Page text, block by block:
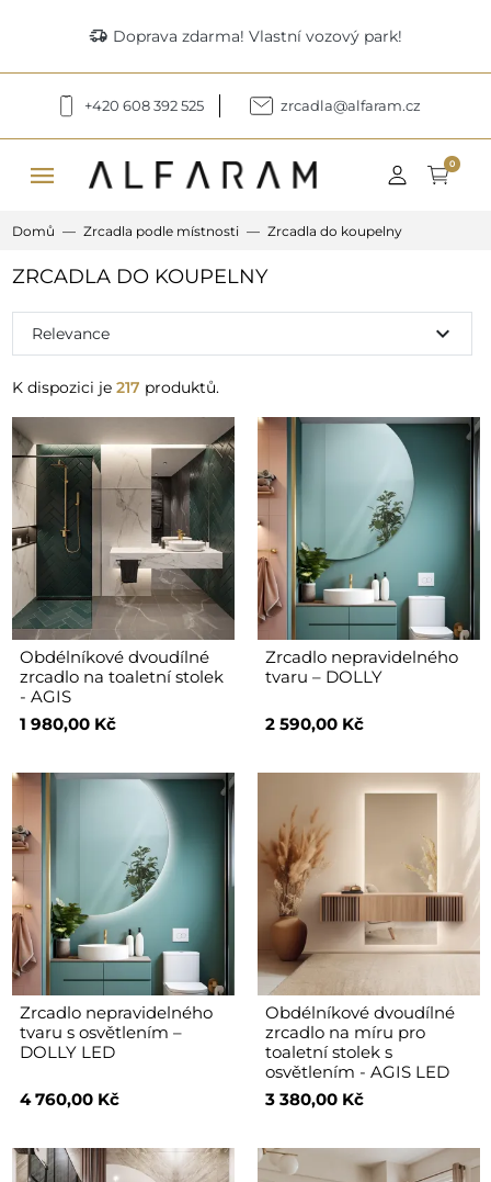
delivery_truck_speed Doprava zdarma! Vlastní vozový park!
+420 608 392 525 zrcadla@alfaram.cz
menu 0
Domů Zrcadla podle místnosti Zrcadla do koupelny
ZRCADLA DO KOUPELNY
K dispozici je 217 produktů.
Relevance expand_more
Obdélníkové dvoudílné
zrcadlo na toaletní stolek
- AGIS
1 980,00 Kč
Zrcadlo nepravidelného
tvaru – DOLLY
2 590,00 Kč
Zrcadlo nepravidelného
tvaru s osvětlením –
DOLLY LED
4 760,00 Kč
Obdélníkové dvoudílné
zrcadlo na míru pro
toaletní stolek s
osvětlením - AGIS LED
3 380,00 Kč